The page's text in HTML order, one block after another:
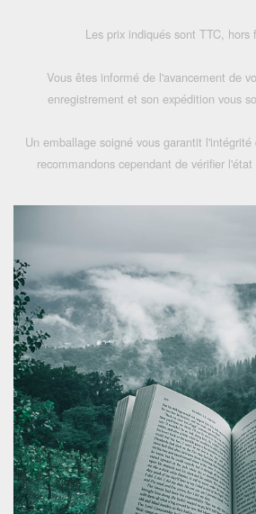
Les prix indiqués sont TTC, hors
Vous êtes informé de l'avancement de
enregistrement et son expédition vous
Un emballage soigné vous garantit
recommandons cependant de vérifier l'état